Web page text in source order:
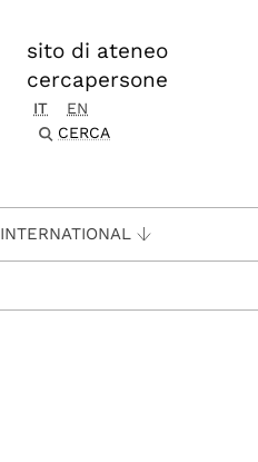
sito di ateneo
cercapersone
IT
EN
CERCA
INTERNATIONAL